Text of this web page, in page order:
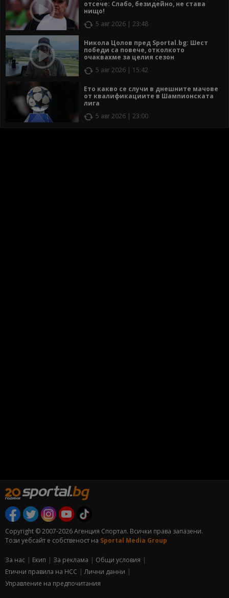
отсече: Слабо, безидейно, не става
нищо!
5 авг 2026 | 23:48
Никола Цолов пред Sportal.bg: Шест
победи са повече, отколкото
очаквахме за целия сезон
5 авг 2026 | 15:42
Ето какво се случи в днешните мачове
от квалификациите в Шампионската
лига
5 авг 2026 | 23:00
Copyright © 2007-2026 Агенция Спортал. Всички права запазени.
Този уебсайт е собственост на Sportal Media Group
За нас Екип За рекламa
Общи условия
Етични правила на НСС
Лични данни
Управление на предпочитания